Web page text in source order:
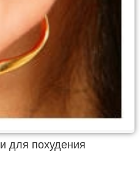
для похудения